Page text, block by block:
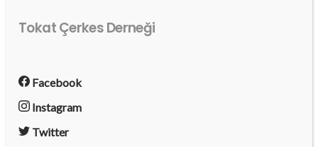
Tokat Çerkes Derneği
Facebook
Instagram
Twitter